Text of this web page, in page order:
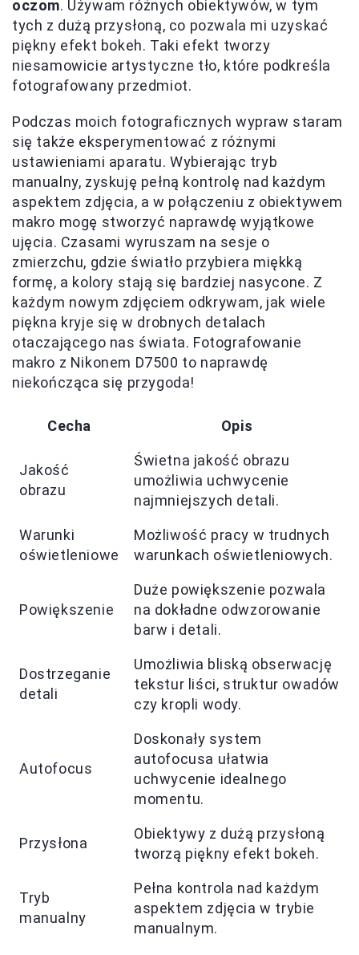
oczom. Używam różnych obiektywów, w tym
tych z dużą przysłoną, co pozwala mi uzyskać
piękny efekt bokeh. Taki efekt tworzy
niesamowicie artystyczne tło, które podkreśla
fotografowany przedmiot.
Podczas moich fotograficznych wypraw staram
się także eksperymentować z różnymi
ustawieniami aparatu. Wybierając tryb
manualny, zyskuję pełną kontrolę nad każdym
aspektem zdjęcia, a w połączeniu z obiektywem
makro mogę stworzyć naprawdę wyjątkowe
ujęcia. Czasami wyruszam na sesje o
zmierzchu, gdzie światło przybiera miękką
formę, a kolory stają się bardziej nasycone. Z
każdym nowym zdjęciem odkrywam, jak wiele
piękna kryje się w drobnych detalach
otaczającego nas świata. Fotografowanie
makro z Nikonem D7500 to naprawdę
niekończąca się przygoda!
Cecha Opis
Jakość
obrazu
Świetna jakość obrazu
umożliwia uchwycenie
najmniejszych detali.
Warunki
oświetleniowe
Możliwość pracy w trudnych
warunkach oświetleniowych.
Powiększenie
Duże powiększenie pozwala
na dokładne odwzorowanie
barw i detali.
Dostrzeganie
detali
Umożliwia bliską obserwację
tekstur liści, struktur owadów
czy kropli wody.
Autofocus
Doskonały system
autofocusa ułatwia
uchwycenie idealnego
momentu.
Przysłona
Obiektywy z dużą przysłoną
tworzą piękny efekt bokeh.
Tryb
manualny
Pełna kontrola nad każdym
aspektem zdjęcia w trybie
manualnym.